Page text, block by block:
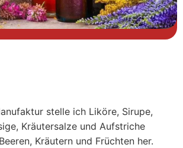
stelle ich Liköre, Sirupe,
Kräutersalze und Aufstriche
Kräutern und Früchten her.